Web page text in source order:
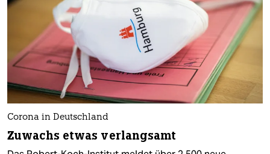
Corona in Deutschland
Zuwachs etwas verlangsamt